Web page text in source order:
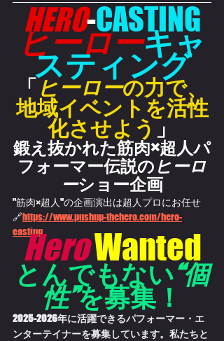
HERO-CASTING
ヒーローキャ
スティング
「ヒーローの力で、
地域イベントを活性
化させよう」
鍛え抜かれた筋肉×超人パ
フォーマー伝説の ヒーロ
ーショー企画
"筋肉×超人"の企画演出は超人プロにお任せ
🔗https://www.pushup-thehero.com/hero-
casting
HeroWanted
とんでもない“個
性”を募集！
2025-2026年に活躍できるパフォーマー・エ
ンターテイナーを募集しています。私たちと